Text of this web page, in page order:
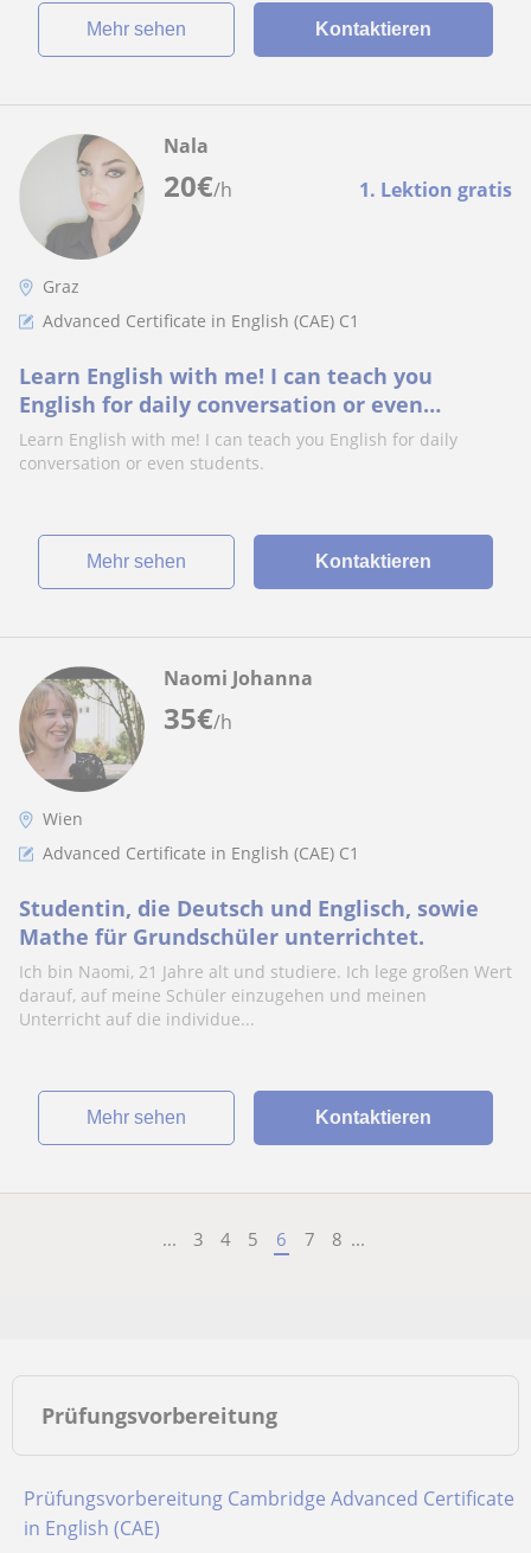
Mehr sehen Kontaktieren
20€/h 1. Lektion gratis
Nala
Graz
Advanced Certificate in English (CAE) C1
Learn English with me! I can teach you
English for daily conversation or even
students
Learn English with me! I can teach you English for daily
conversation or even students.
Mehr sehen Kontaktieren
35€/h
Naomi Johanna
Wien
Advanced Certificate in English (CAE) C1
Studentin, die Deutsch und Englisch, sowie
Mathe für Grundschüler unterrichtet.
Ich bin Naomi, 21 Jahre alt und studiere. Ich lege großen Wert
darauf, auf meine Schüler einzugehen und meinen
Unterricht auf die individue...
Mehr sehen Kontaktieren
... 3 4 5 6 7 8 ...
Prüfungsvorbereitung
Prüfungsvorbereitung Cambridge Advanced Certificate
in English (CAE)